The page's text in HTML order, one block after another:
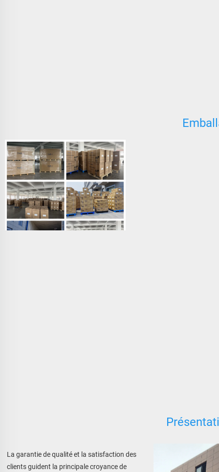
La garantie de qualité et la satisfaction des
clients guident la principale croyance de